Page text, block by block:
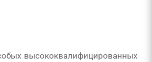
высококвалифицированных